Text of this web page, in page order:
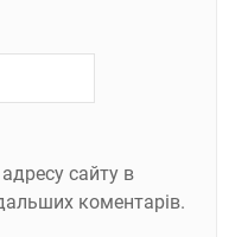
сайту в
коментарів.